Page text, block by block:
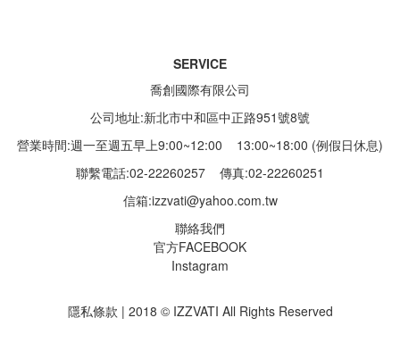
SERVICE
喬創國際有限公司
公司地址:新北市中和區中正路951號8號
營業時間:週一至週五早上9:00~12:00 13:00~18:00 (例假日休息)
聯繫電話:02-22260257 傳真:02-22260251
信箱:izzvati@yahoo.com.tw
聯絡我們
官方FACEBOOK
Instagram
隱私條款 | 2018 © IZZVATI All Rights Reserved